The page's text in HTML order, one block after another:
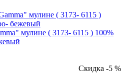
мулине ( 3173- 6115 ) 100%
Скидка -5 %